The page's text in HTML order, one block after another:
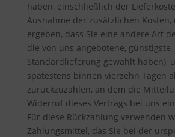
haben, einschließlich der
Ausnahme der zusätzlichen Kosten,
ergeben, dass Sie eine andere Art
die von uns angebotene, günstigste
Standardlieferung gewählt haben),
spätestens binnen vierzehn Tagen
zurückzuzahlen, an dem die
Widerruf dieses Vertrags bei uns
Für diese Rückzahlung verwenden
Zahlungsmittel, das Sie bei der